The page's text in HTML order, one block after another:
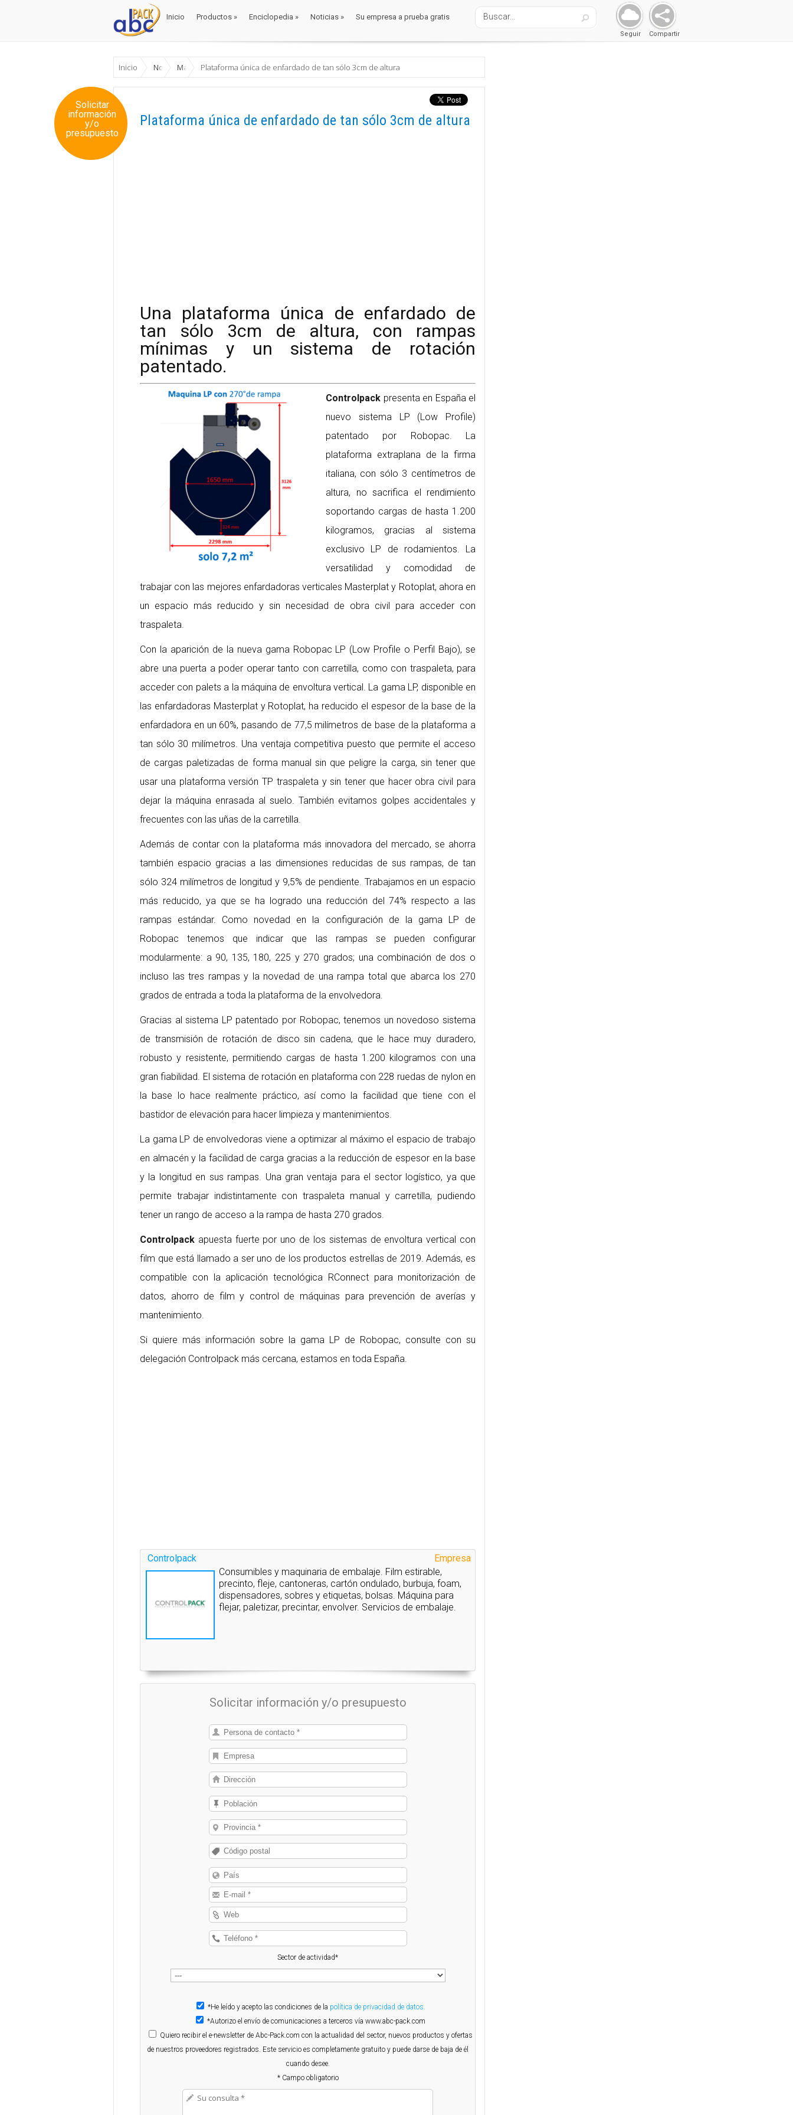
Inicio Productos » Enciclopedia » Noticias » Su empresa a prueba gratis
Compartir
Seguir
Inicio NoticiasMáquinasPlataforma única de enfardado de tan sólo 3cm de altura
Solicitar
información
y/o
presupuesto
Plataforma única de enfardado de tan sólo 3cm de altura
Una plataforma única de enfardado de
tan sólo 3cm de altura, con rampas
mínimas y un sistema de rotación
patentado.
Controlpack presenta en España el
nuevo sistema LP (Low Profile)
patentado por Robopac. La
plataforma extraplana de la firma
italiana, con sólo 3 centímetros de
altura, no sacrifica el rendimiento
soportando cargas de hasta 1.200
kilogramos, gracias al sistema
exclusivo LP de rodamientos. La
versatilidad y comodidad de
trabajar con las mejores enfardadoras verticales Masterplat y Rotoplat, ahora en
un espacio más reducido y sin necesidad de obra civil para acceder con
traspaleta.
Con la aparición de la nueva gama Robopac LP (Low Profile o Perfil Bajo), se
abre una puerta a poder operar tanto con carretilla, como con traspaleta, para
acceder con palets a la máquina de envoltura vertical. La gama LP, disponible en
las enfardadoras Masterplat y Rotoplat, ha reducido el espesor de la base de la
enfardadora en un 60%, pasando de 77,5 milímetros de base de la plataforma a
tan sólo 30 milímetros. Una ventaja competitiva puesto que permite el acceso
de cargas paletizadas de forma manual sin que peligre la carga, sin tener que
usar una plataforma versión TP traspaleta y sin tener que hacer obra civil para
dejar la máquina enrasada al suelo. También evitamos golpes accidentales y
frecuentes con las uñas de la carretilla.
Además de contar con la plataforma más innovadora del mercado, se ahorra
también espacio gracias a las dimensiones reducidas de sus rampas, de tan
sólo 324 milímetros de longitud y 9,5% de pendiente. Trabajamos en un espacio
más reducido, ya que se ha logrado una reducción del 74% respecto a las
rampas estándar. Como novedad en la configuración de la gama LP de
Robopac tenemos que indicar que las rampas se pueden configurar
modularmente: a 90, 135, 180, 225 y 270 grados; una combinación de dos o
incluso las tres rampas y la novedad de una rampa total que abarca los 270
grados de entrada a toda la plataforma de la envolvedora.
Gracias al sistema LP patentado por Robopac, tenemos un novedoso sistema
de transmisión de rotación de disco sin cadena, que le hace muy duradero,
robusto y resistente, permitiendo cargas de hasta 1.200 kilogramos con una
gran fiabilidad. El sistema de rotación en plataforma con 228 ruedas de nylon en
la base lo hace realmente práctico, así como la facilidad que tiene con el
bastidor de elevación para hacer limpieza y mantenimientos.
La gama LP de envolvedoras viene a optimizar al máximo el espacio de trabajo
en almacén y la facilidad de carga gracias a la reducción de espesor en la base
y la longitud en sus rampas. Una gran ventaja para el sector logístico, ya que
permite trabajar indistintamente con traspaleta manual y carretilla, pudiendo
tener un rango de acceso a la rampa de hasta 270 grados.
Controlpack apuesta fuerte por uno de los sistemas de envoltura vertical con
film que está llamado a ser uno de los productos estrellas de 2019. Además, es
compatible con la aplicación tecnológica RConnect para monitorización de
datos, ahorro de film y control de máquinas para prevención de averías y
mantenimiento.
Si quiere más información sobre la gama LP de Robopac, consulte con su
delegación Controlpack más cercana, estamos en toda España.
Empresa
Controlpack
Consumibles y maquinaria de embalaje. Film estirable,
precinto, fleje, cantoneras, cartón ondulado, burbuja, foam,
dispensadores, sobres y etiquetas, bolsas. Máquina para
flejar, paletizar, precintar, envolver. Servicios de embalaje.
Solicitar información y/o presupuesto
Sector de actividad*
*He leído y acepto las condiciones de la política de privacidad de datos.
*Autorizo el envío de comunicaciones a terceros vía www.abc-pack.com
Quiero recibir el e-newsletter de Abc-Pack.com con la actualidad del sector, nuevos productos y ofertas
de nuestros proveedores registrados. Este servicio es completamente gratuito y puede darse de baja de él
cuando desee.
* Campo obligatorio